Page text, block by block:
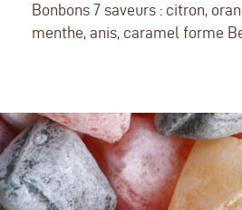
Bonbons 7 saveurs : citron,
menthe, anis, caramel forme